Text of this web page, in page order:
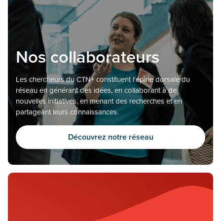
Nos collaborateurs
Les chercheurs du CTN+ constituent l'épine dorsale du
réseau en générant des idées, en collaborant à de
nouvelles initiatives, en menant des recherches et en
partageant leurs connaissances.
Découvrez notre réseau